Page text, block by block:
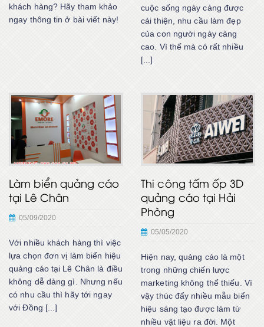
khách hàng? Hãy tham khảo
ngay thông tin ở bài viết này!
cuộc sống ngày càng được
cải thiện, nhu cầu làm đẹp
của con người ngày càng
cao. Vì thế mà có rất nhiều
[...]
Làm biển quảng cáo
tại Lê Chân
05/09/2020
Với nhiều khách hàng thì việc
lựa chọn đơn vị làm biển hiệu
quảng cáo tại Lê Chân là điều
không dễ dàng gì. Nhưng nếu
có nhu cầu thì hãy tới ngay
với Đồng [...]
Thi công tấm ốp 3D
quảng cáo tại Hải
Phòng
05/05/2020
Hiện nay, quảng cáo là một
trong những chiến lược
marketing không thể thiếu. Vì
vậy thúc đẩy nhiều mẫu biển
hiệu sáng tạo được làm từ
nhiều vật liệu ra đời. Một